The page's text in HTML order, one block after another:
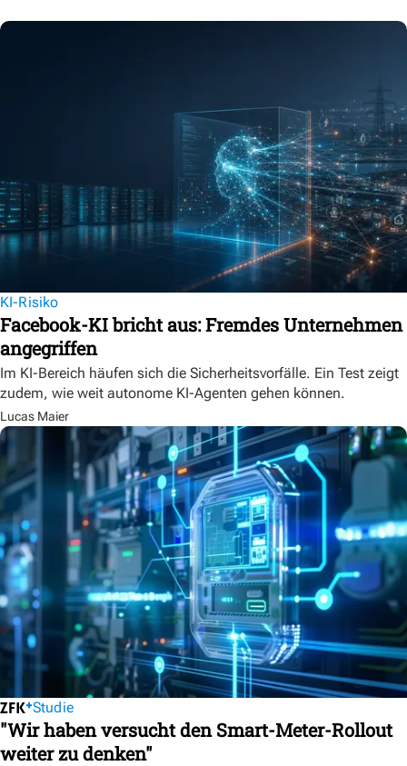
KI-Risiko
Facebook-KI bricht aus: Fremdes Unternehmen
angegriffen
Im KI-Bereich häufen sich die Sicherheitsvorfälle. Ein Test zeigt
zudem, wie weit autonome KI-Agenten gehen können.
Lucas Maier
Studie
"Wir haben versucht den Smart-Meter-Rollout
weiter zu denken"